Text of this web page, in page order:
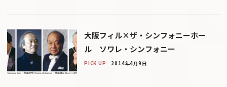
大阪フィル×ザ・シンフォニーホー
ル ソワレ・シンフォニー
PICK UP 2014年4月9日